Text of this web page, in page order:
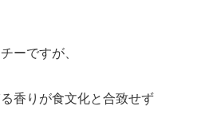
ーですが、
香りが食文化と合致せず